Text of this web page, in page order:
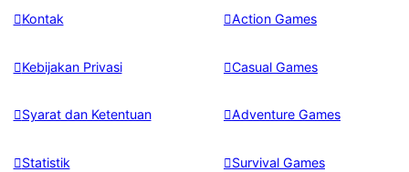
Kontak
Kebijakan Privasi
Syarat dan Ketentuan
Statistik
Action Games
Casual Games
Adventure Games
Survival Games